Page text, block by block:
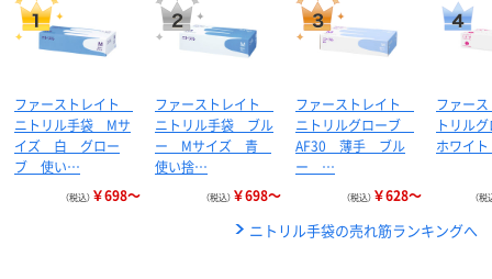
ファーストレイト
ニトリル手袋 Mサ
イズ 白 グロー
ブ 使い…
（税込） ￥698～
ファーストレイト
ニトリル手袋 ブル
ー Mサイズ 青
使い捨…
（税込） ￥698～
ファーストレイト
ニトリルグローブ
AF30 薄手 ブル
ー …
（税込） ￥628～
ファー
トリル
ホワイ
（税
ニトリル手袋の売れ筋ランキングへ